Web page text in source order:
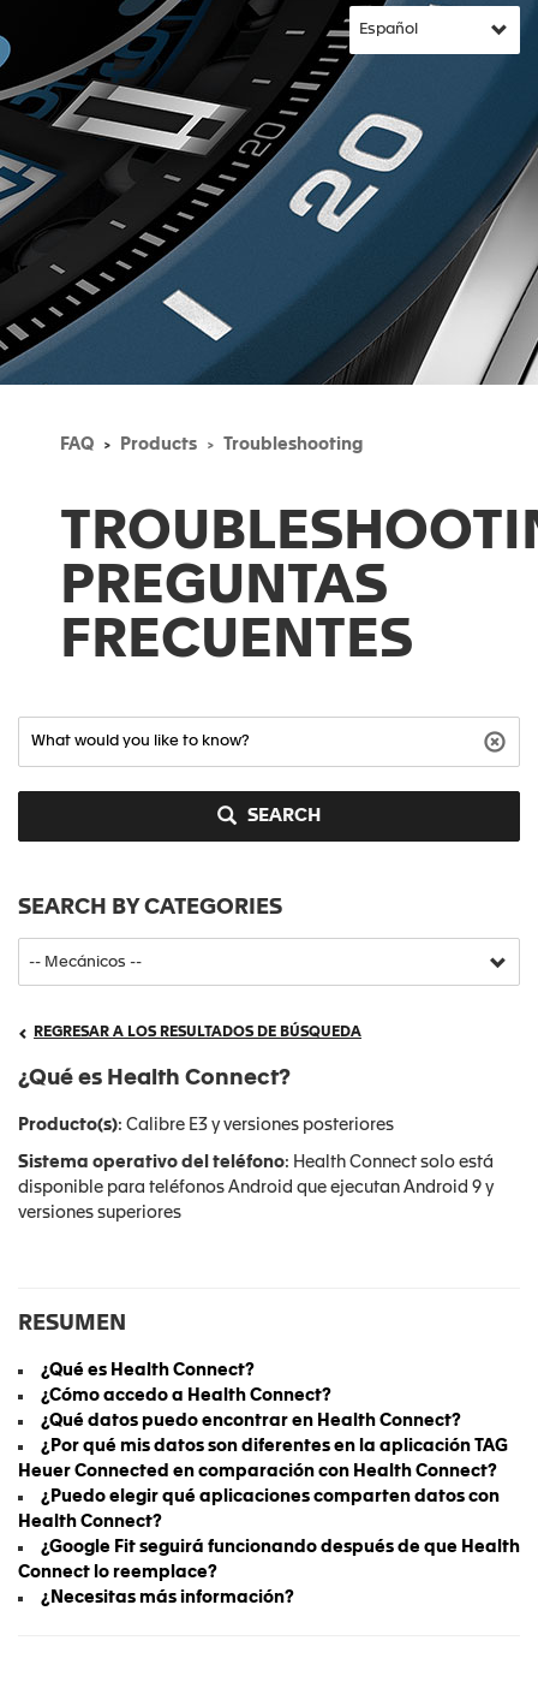
FAQ Products Troubleshooting
PREGUNTAS
FRECUENTES
SEARCH
SEARCH BY CATEGORIES
REGRESAR A LOS RESULTADOS DE BÚSQUEDA
¿Qué es Health Connect?
Producto(s): Calibre E3 y versiones posteriores
Sistema operativo del teléfono: Health Connect solo está
disponible para teléfonos Android que ejecutan Android 9 y
versiones superiores
RESUMEN
¿Qué es Health Connect?
¿Cómo accedo a Health Connect?
¿Qué datos puedo encontrar en Health Connect?
¿Por qué mis datos son diferentes en la aplicación TAG
Heuer Connected en comparación con Health Connect?
¿Puedo elegir qué aplicaciones comparten datos con
Health Connect?
¿Google Fit seguirá funcionando después de que Health
Connect lo reemplace?
¿Necesitas más información?